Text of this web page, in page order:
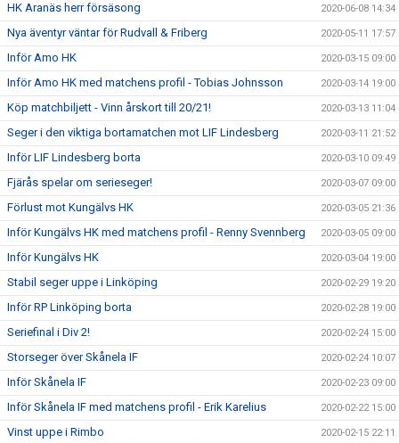
HK Aranäs herr försäsong 2020-06-08 14:34
Nya äventyr väntar för Rudvall & Friberg 2020-05-11 17:57
Inför Amo HK 2020-03-15 09:00
Inför Amo HK med matchens profil - Tobias Johnsson 2020-03-14 19:00
Köp matchbiljett - Vinn årskort till 20/21! 2020-03-13 11:04
Seger i den viktiga bortamatchen mot LIF Lindesberg 2020-03-11 21:52
Inför LIF Lindesberg borta 2020-03-10 09:49
Fjärås spelar om serieseger! 2020-03-07 09:00
Förlust mot Kungälvs HK 2020-03-05 21:36
Inför Kungälvs HK med matchens profil - Renny Svennberg 2020-03-05 09:00
Inför Kungälvs HK 2020-03-04 19:00
Stabil seger uppe i Linköping 2020-02-29 19:20
Inför RP Linköping borta 2020-02-28 19:00
Seriefinal i Div 2! 2020-02-24 15:00
Storseger över Skånela IF 2020-02-24 10:07
Inför Skånela IF 2020-02-23 09:00
Inför Skånela IF med matchens profil - Erik Karelius 2020-02-22 15:00
Vinst uppe i Rimbo 2020-02-15 22:11